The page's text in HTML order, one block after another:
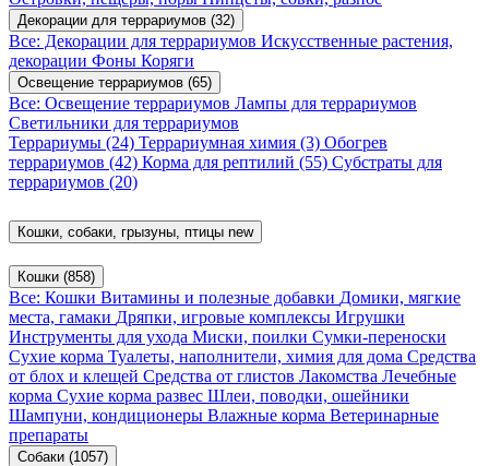
Декорации для террариумов (32)
Все: Декорации для террариумов Искусственные растения,
декорации Фоны Коряги
Освещение террариумов (65)
Все: Освещение террариумов Лампы для террариумов
Светильники для террариумов
Террариумы (24) Террариумная химия (3) Обогрев
террариумов (42) Корма для рептилий (55) Субстраты для
террариумов (20)
Кошки, собаки, грызуны, птицы new
Кошки (858)
Все: Кошки Витамины и полезные добавки Домики, мягкие
места, гамаки Дряпки, игровые комплексы Игрушки
Инструменты для ухода Миски, поилки Сумки-переноски
Сухие корма Туалеты, наполнители, химия для дома Средства
от блох и клещей Средства от глистов Лакомства Лечебные
корма Сухие корма развес Шлеи, поводки, ошейники
Шампуни, кондиционеры Влажные корма Ветеринарные
препараты
Собаки (1057)